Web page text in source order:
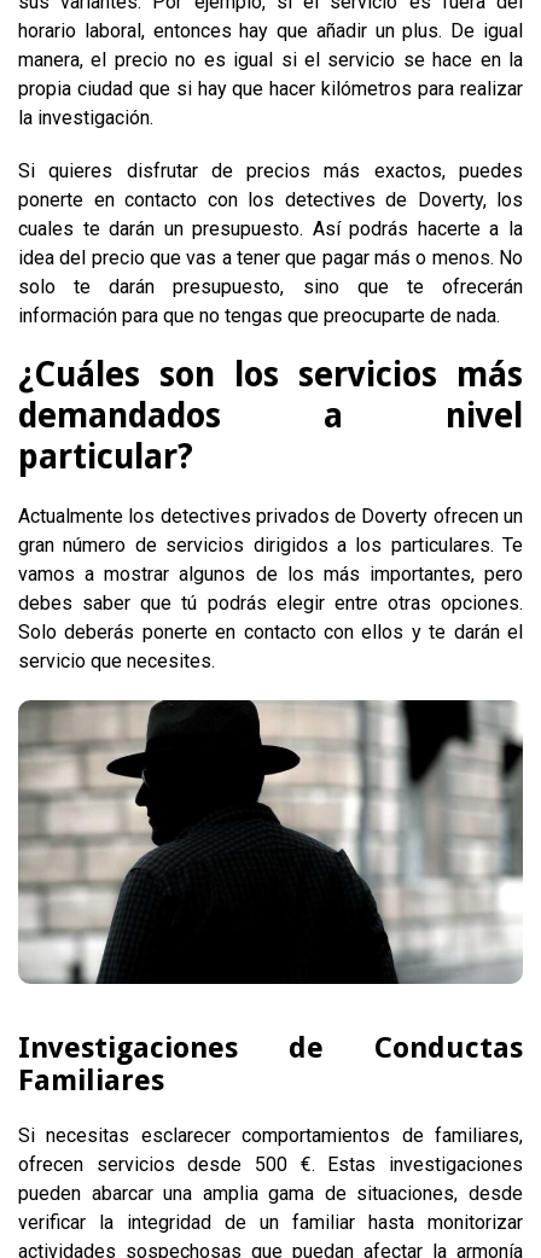
horario laboral, entonces hay que añadir un plus. De igual
manera, el precio no es igual si el servicio se hace en la
propia ciudad que si hay que hacer kilómetros para realizar
la investigación.
Si quieres disfrutar de precios más exactos, puedes
ponerte en contacto con los detectives de Doverty, los
cuales te darán un presupuesto. Así podrás hacerte a la
idea del precio que vas a tener que pagar más o menos. No
solo te darán presupuesto, sino que te ofrecerán
información para que no tengas que preocuparte de nada.
¿Cuáles son los servicios más
demandados a nivel
particular?
Actualmente los detectives privados de Doverty ofrecen un
gran número de servicios dirigidos a los particulares. Te
vamos a mostrar algunos de los más importantes, pero
debes saber que tú podrás elegir entre otras opciones.
Solo deberás ponerte en contacto con ellos y te darán el
servicio que necesites.
Investigaciones de Conductas
Familiares
Si necesitas esclarecer comportamientos de familiares,
ofrecen servicios desde 500 €. Estas investigaciones
pueden abarcar una amplia gama de situaciones, desde
verificar la integridad de un familiar hasta monitorizar
actividades sospechosas que puedan afectar la armonía